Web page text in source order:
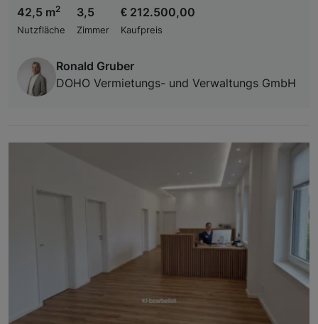
42,5 m2
Nutzfläche
3,5
Zimmer
€ 212.500,00
Kaufpreis
Ronald Gruber
DOHO Vermietungs- und Verwaltungs GmbH